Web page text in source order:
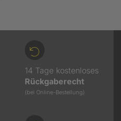
14 Tage kostenloses
Rückgaberecht
(bei Online-Bestellung)